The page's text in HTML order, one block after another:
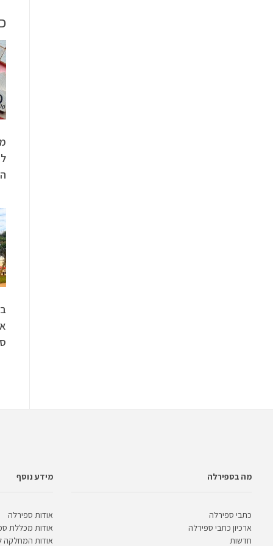
מידע נוסף
אודות ספירלה
אודות מכללת
אודות המחלקה
מה בספירלה
כתבי ספירלה
ארכיון כתבי ספירלה
חדשות